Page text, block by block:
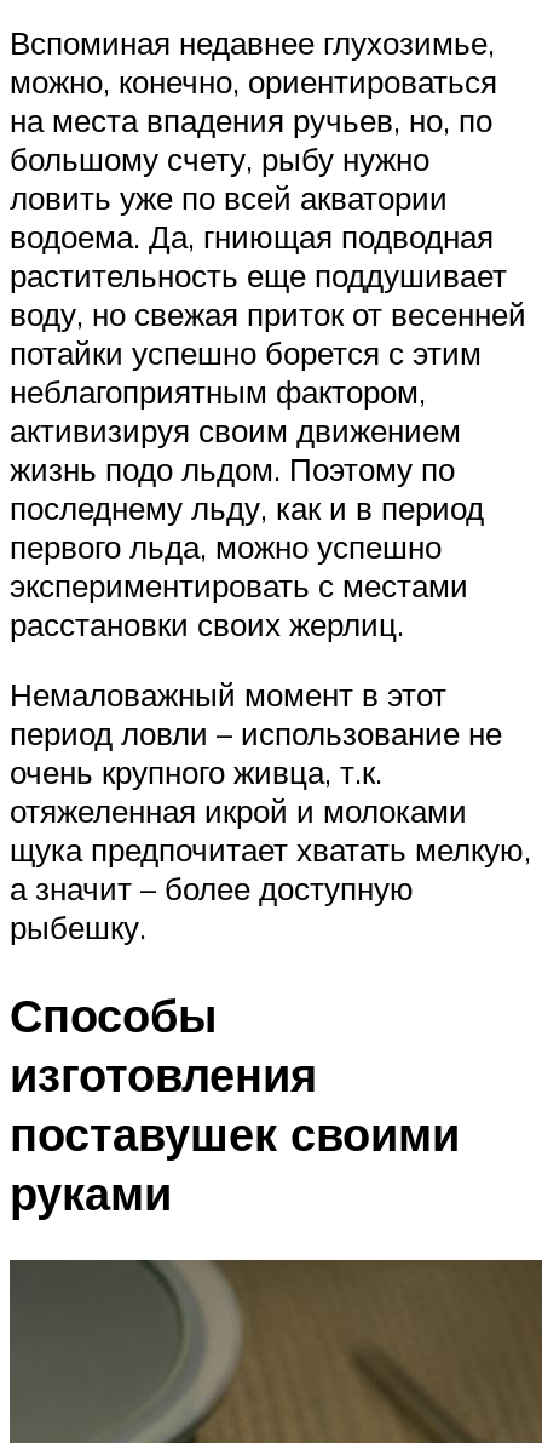
Вспоминая недавнее глухозимье,
можно, конечно, ориентироваться
на места впадения ручьев, но, по
большому счету, рыбу нужно
ловить уже по всей акватории
водоема. Да, гниющая подводная
растительность еще поддушивает
воду, но свежая приток от весенней
потайки успешно борется с этим
неблагоприятным фактором,
активизируя своим движением
жизнь подо льдом. Поэтому по
последнему льду, как и в период
первого льда, можно успешно
экспериментировать с местами
расстановки своих жерлиц.
Немаловажный момент в этот
период ловли – использование не
очень крупного живца, т.к.
отяжеленная икрой и молоками
щука предпочитает хватать мелкую,
а значит – более доступную
рыбешку.
Способы
изготовления
поставушек своими
руками